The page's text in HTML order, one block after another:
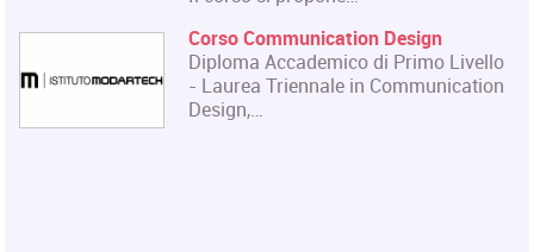
Master in Gestione e Innovazione
delle Attività Museali
Il Master in Gestione e Innovazione
delle Attività Museali rilascia un
Diploma in…